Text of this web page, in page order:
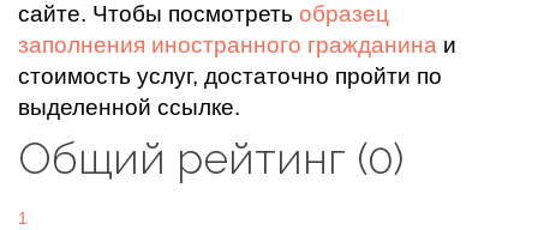
сайте. Чтобы посмотреть образец
заполнения иностранного гражданина и
стоимость услуг, достаточно пройти по
выделенной ссылке.
Общий рейтинг (0)
1